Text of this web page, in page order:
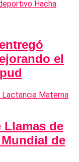
el
Llamas de
de